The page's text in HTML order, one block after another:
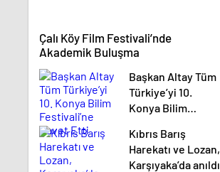
Çalı Köy Film Festivali’nde
Akademik Buluşma
Başkan Altay Tüm
Türkiye’yi 10.
Konya Bilim
Etti
Kıbrıs Barış
Harekatı ve Lozan,
Karşıyaka’da anıldı